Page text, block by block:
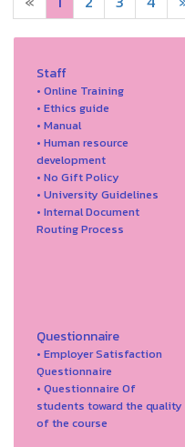
Staff
• Online Training
• Ethics guide
• Manual
• Human resource
development
• No Gift Policy
• University Guidelines
• Internal Document
Routing Process
Questionnaire
• Employer Satisfaction
Questionnaire
• Questionnaire Of
students toward the quality
of the course